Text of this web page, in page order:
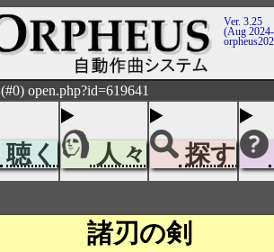
Ver. 3.25
(Aug
(#0) open.php?id=619641
聴く 人々 探す
諸刃の剣